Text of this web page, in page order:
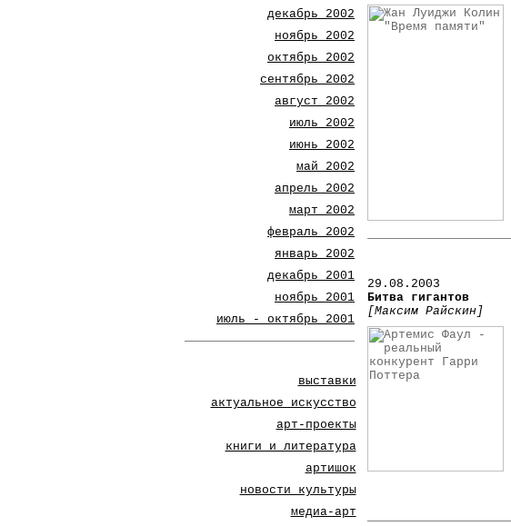
декабрь 2002
ноябрь 2002
октябрь 2002
сентябрь 2002
август 2002
июль 2002
июнь 2002
май 2002
апрель 2002
март 2002
февраль 2002
январь 2002
декабрь 2001
ноябрь 2001
июль - октябрь 2001
выставки
актуальное искусство
арт-проекты
книги и литература
артишок
новости культуры
медиа-арт
29.08.2003
Битва гигантов
[Максим Райскин]